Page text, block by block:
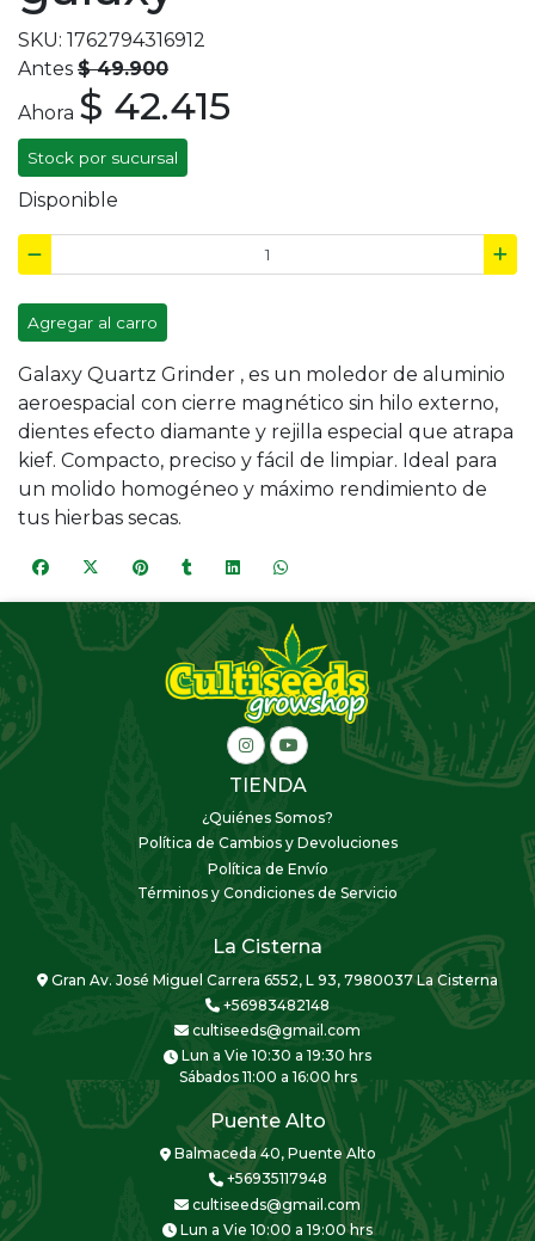
SKU: 1762794316912
Antes $ 49.900
Ahora $ 42.415
Stock por sucursal
Disponible
Agregar al carro
Galaxy Quartz Grinder , es un moledor de aluminio
aeroespacial con cierre magnético sin hilo externo,
dientes efecto diamante y rejilla especial que atrapa
kief. Compacto, preciso y fácil de limpiar. Ideal para
un molido homogéneo y máximo rendimiento de
tus hierbas secas.
TIENDA
¿Quiénes Somos?
Política de Cambios y Devoluciones
Política de Envío
Términos y Condiciones de Servicio
La Cisterna
Gran Av. José Miguel Carrera 6552, L 93, 7980037 La Cisterna
+56983482148
cultiseeds@gmail.com
Lun a Vie 10:30 a 19:30 hrs
Sábados 11:00 a 16:00 hrs
Puente Alto
Balmaceda 40, Puente Alto
+56935117948
cultiseeds@gmail.com
Lun a Vie 10:00 a 19:00 hrs